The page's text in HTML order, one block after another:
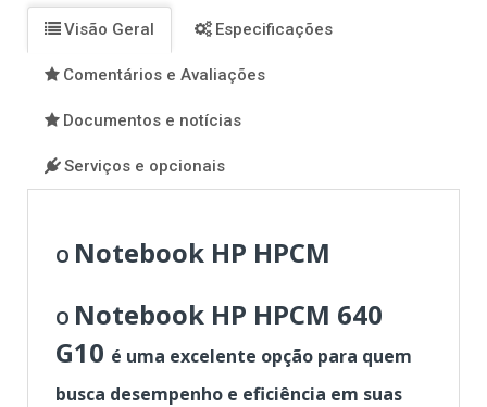
Visão Geral Especificações
Comentários e Avaliações
Documentos e notícias
Serviços e opcionais
O Notebook HP HPCM
O Notebook HP HPCM 640
G10 é uma excelente opção para quem
busca desempenho e eficiência em suas